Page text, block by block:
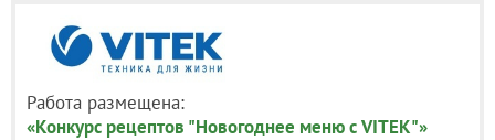
Работа размещена:
«Конкурс рецептов "Новогоднее меню с VITEK"»